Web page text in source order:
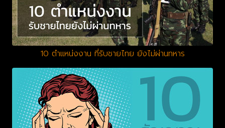
10 ตำแหน่งงาน ที่รับชายไทย ยังไม่ผ่านทหาร